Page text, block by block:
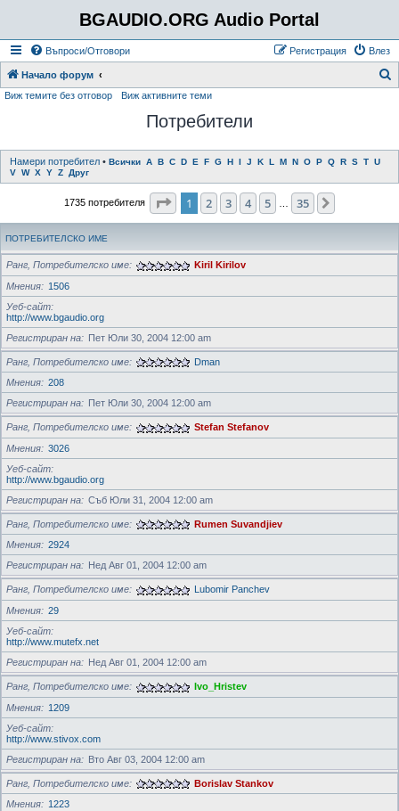
BGAUDIO.ORG Audio Portal
Въпроси/Отговори Влез
Регистрация
Начало форум
н
Виж темите без отговор Виж активните теми
Потребители
Намери потребител • Всички A B C D E F G H I J K L M N O P Q R S T U
V W X Y Z Друг
1735 потребителя Страница от 35
1 2 3 4 5 35
ПОТРЕБИТЕЛСКО ИМЕ
Ранг, Потребителско име
Kiril Kirilov
Мнения
1506
Уеб-сайт
http://www.bgaudio.org
Регистриран на
Пет Юли 30, 2004 12:00 am
Ранг, Потребителско име
Dman
Мнения
208
Регистриран на
Пет Юли 30, 2004 12:00 am
Ранг, Потребителско име
Stefan Stefanov
Мнения
3026
Уеб-сайт
http://www.bgaudio.org
Регистриран на
Съб Юли 31, 2004 12:00 am
Ранг, Потребителско име
Rumen Suvandjiev
Мнения
2924
Регистриран на
Нед Авг 01, 2004 12:00 am
Ранг, Потребителско име
Lubomir Panchev
Мнения
29
Уеб-сайт
http://www.mutefx.net
Регистриран на
Нед Авг 01, 2004 12:00 am
Ранг, Потребителско име
Ivo_Hristev
Мнения
1209
Уеб-сайт
http://www.stivox.com
Регистриран на
Вто Авг 03, 2004 12:00 am
Ранг, Потребителско име
Borislav Stankov
Мнения
1223